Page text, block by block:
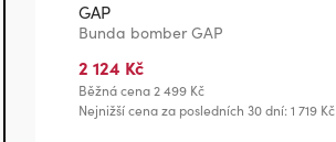
GAP
Bunda bomber GAP
2 124 Kč
Běžná cena 2 499 Kč
Nejnižší cena za posledních 30 dní: 1 719 Kč